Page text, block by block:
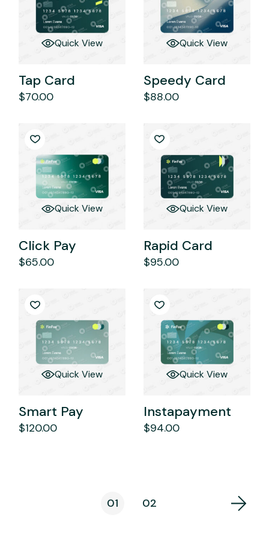
Quick View
Tap Card
$70.00
Quick View
Speedy Card
$88.00
Quick View
Click Pay
$65.00
Quick View
Rapid Card
$95.00
Quick View
Smart Pay
$120.00
Quick View
Instapayment
$94.00
01 02